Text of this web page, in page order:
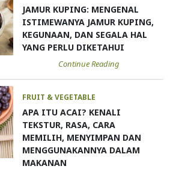
JAMUR KUPING: MENGENAL
ISTIMEWANYA JAMUR KUPING,
KEGUNAAN, DAN SEGALA HAL
YANG PERLU DIKETAHUI
Continue Reading
FRUIT & VEGETABLE
APA ITU ACAI? KENALI
TEKSTUR, RASA, CARA
MEMILIH, MENYIMPAN DAN
MENGGUNAKANNYA DALAM
MAKANAN